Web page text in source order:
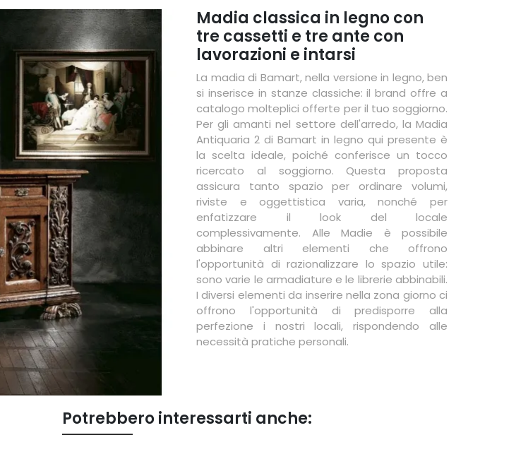
Madia classica in legno con
tre cassetti e tre ante con
lavorazioni e intarsi
La madia di Bamart, nella versione in legno, ben
si inserisce in stanze classiche: il brand offre a
catalogo molteplici offerte per il tuo soggiorno.
Per gli amanti nel settore dell'arredo, la Madia
Antiquaria 2 di Bamart in legno qui presente è
la scelta ideale, poiché conferisce un tocco
ricercato al soggiorno. Questa proposta
assicura tanto spazio per ordinare volumi,
riviste e oggettistica varia, nonché per
enfatizzare il look del locale
complessivamente. Alle Madie è possibile
abbinare altri elementi che offrono
l'opportunità di razionalizzare lo spazio utile:
sono varie le armadiature e le librerie abbinabili.
I diversi elementi da inserire nella zona giorno ci
offrono l'opportunità di predisporre alla
perfezione i nostri locali, rispondendo alle
necessità pratiche personali.
Potrebbero interessarti anche: